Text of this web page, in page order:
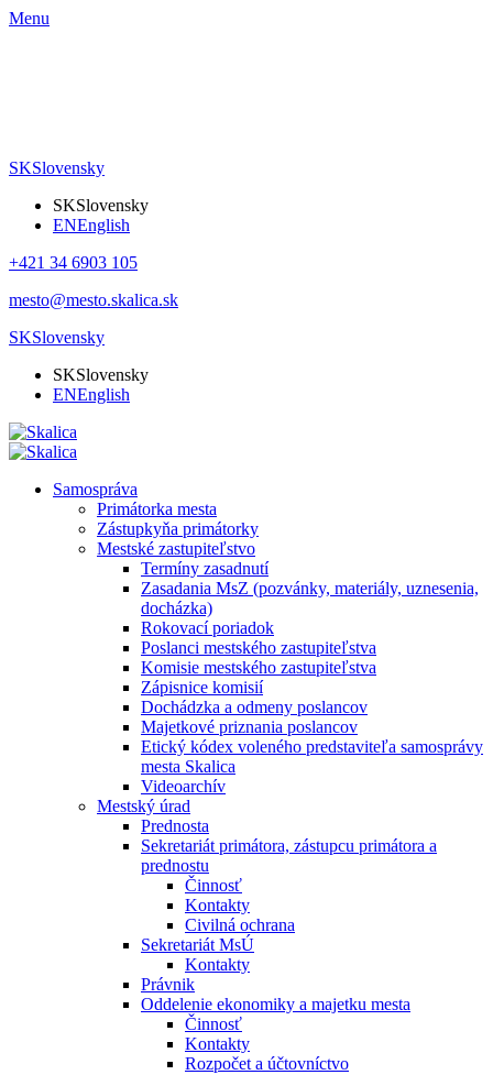
Menu
SKSlovensky
SKSlovensky
ENEnglish
+421 34 6903 105
mesto@mesto.skalica.sk
SKSlovensky
SKSlovensky
ENEnglish
Samospráva
Primátorka mesta
Zástupkyňa primátorky
Mestské zastupiteľstvo
Termíny zasadnutí
Zasadania MsZ (pozvánky, materiály, uznesenia,
docházka)
Rokovací poriadok
Poslanci mestského zastupiteľstva
Komisie mestského zastupiteľstva
Zápisnice komisií
Dochádzka a odmeny poslancov
Majetkové priznania poslancov
Etický kódex voleného predstaviteľa samosprávy
mesta Skalica
Videoarchív
Mestský úrad
Prednosta
Sekretariát primátora, zástupcu primátora a
prednostu
Činnosť
Kontakty
Civilná ochrana
Sekretariát MsÚ
Kontakty
Právnik
Oddelenie ekonomiky a majetku mesta
Činnosť
Kontakty
Rozpočet a účtovníctvo